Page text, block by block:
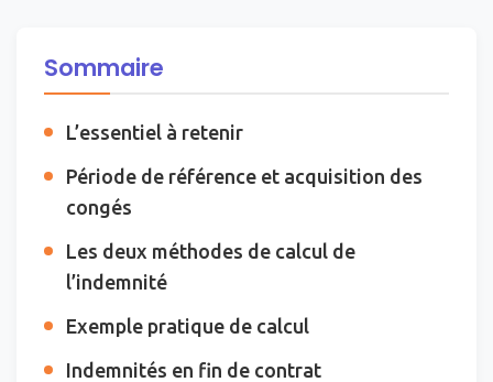
Sommaire
L’essentiel à retenir
Période de référence et acquisition des
congés
Les deux méthodes de calcul de
l’indemnité
Exemple pratique de calcul
Indemnités en fin de contrat